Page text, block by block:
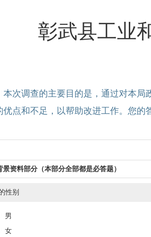
彰武县工业
本次调查的主要目的是，通过对本
优点和不足，以帮助改进工作。您的
景资料部分（本部分全部都是必答题）
性别
男
女